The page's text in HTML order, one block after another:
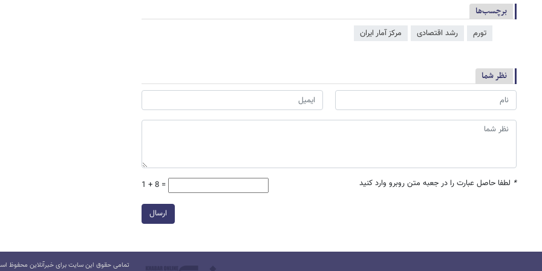
برچسب‌ها
تورم رشد اقتصادی مرکز آمار ایران
نظر شما
* لطفا حاصل عبارت را در جعبه متن روبرو وارد کنید 1 + 8 =
ارسال
تمامی حقوق این سایت برای خبرآنلاین محفوظ